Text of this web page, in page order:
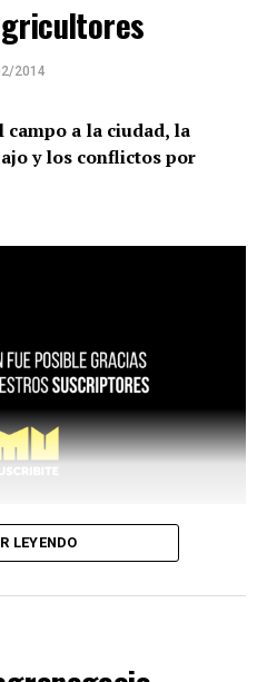
2014
a la ciudad, la
y los conflictos por
LEYENDO